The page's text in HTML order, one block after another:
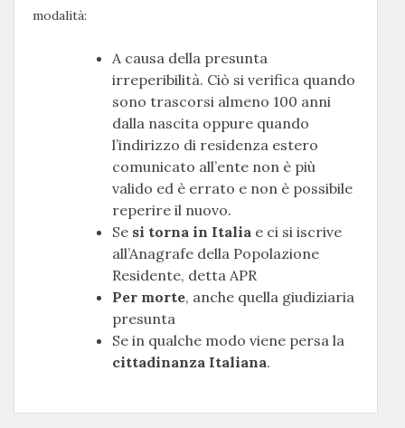
modalità:
A causa della presunta
irreperibilità. Ciò si verifica quando
sono trascorsi almeno 100 anni
dalla nascita oppure quando
l’indirizzo di residenza estero
comunicato all’ente non è più
valido ed è errato e non è possibile
reperire il nuovo.
Se si torna in Italia e ci si iscrive
all’Anagrafe della Popolazione
Residente, detta APR
Per morte, anche quella giudiziaria
presunta
Se in qualche modo viene persa la
cittadinanza Italiana.